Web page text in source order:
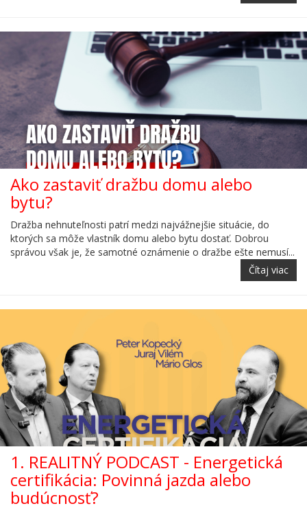
Ako zastaviť dražbu domu alebo
bytu?
Dražba nehnuteľnosti patrí medzi najvážnejšie situácie, do
ktorých sa môže vlastník domu alebo bytu dostať. Dobrou
správou však je, že samotné oznámenie o dražbe ešte nemusí...
Čítaj viac
1. REALITNÝ PODCAST - Energetická
certifikácia: Povinná jazda alebo
budúcnosť?